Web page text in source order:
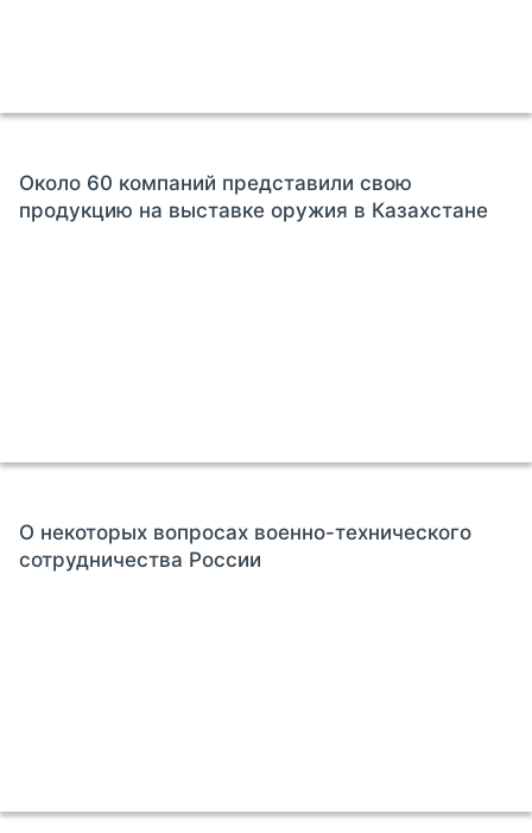
Около 60 компаний представили свою
продукцию на выставке оружия в Казахстане
О некоторых вопросах военно-технического
сотрудничества России